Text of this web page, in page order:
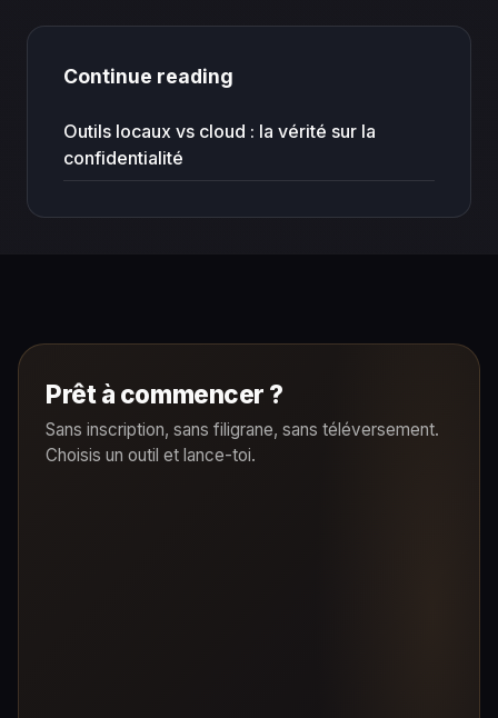
Continue reading
Outils locaux vs cloud : la vérité sur la
confidentialité
Prêt à commencer ?
Sans inscription, sans filigrane, sans téléversement.
Choisis un outil et lance-toi.